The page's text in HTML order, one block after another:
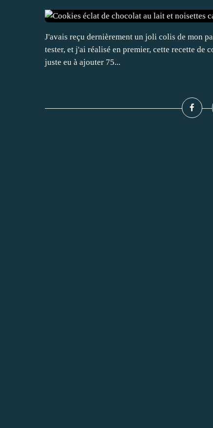
J'avais reçu dernièrement un joli colis de mon
tester, et j'ai réalisé en premier, cette recette de
juste eu à ajouter 75...